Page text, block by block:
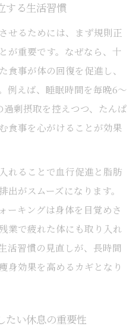
する生活習慣
せるためには、まず規則正
が重要です。なぜなら、十
食事が体の回復を促進し、
例えば、睡眠時間を毎晩6〜
剰摂取を控えつつ、たんぱ
食事を心がけることが効果
れることで血行促進と脂肪
がスムーズになります。
ーキングは身体を目覚めさ
業で疲れた体にも取り入れ
活習慣の見直しが、長時間
身効果を高めるカギとなり
たい休息の重要性